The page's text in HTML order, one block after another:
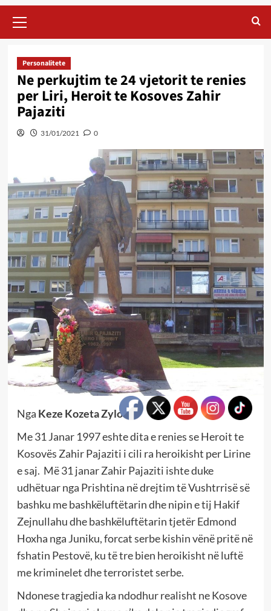
Menu
Personalitete
Ne perkujtim te 24 vjetorit te renies
per Liri, Heroit te Kosoves Zahir
Pajaziti
31/01/2021 0
Nga Keze Kozeta Zylo
Me 31 Janar 1997 eshte dita e renies se Heroit te
Kosovës Zahir Pajaziti i cili ra heroikisht per Lirine
e saj. Më 31 janar Zahir Pajaziti ishte duke
udhëtuar nga Prishtina në drejtim të Vushtrrisë së
bashku me bashkëluftëtarin dhe nipin e tij Hakif
Zejnullahu dhe bashkëluftëtarin tjetër Edmond
Hoxha nga Juniku, forcat serbe kishin vënë pritë në
fshatin Pestovë, ku të tre bien heroikisht në luftë
me kriminelet dhe terroristet serbe.
Ndonese tragjedia ka ndodhur realisht ne Kosove